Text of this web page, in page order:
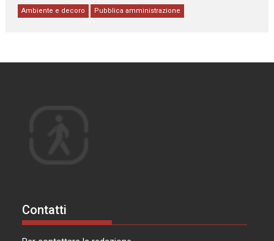
Ambiente e decoro Pubblica amministrazione
Contatti